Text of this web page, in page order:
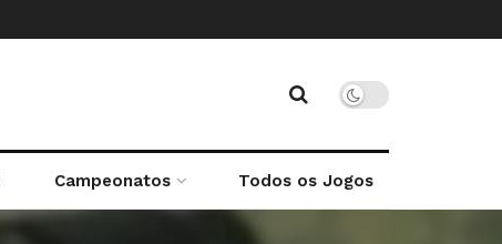
Campeonatos Todos os Jogos